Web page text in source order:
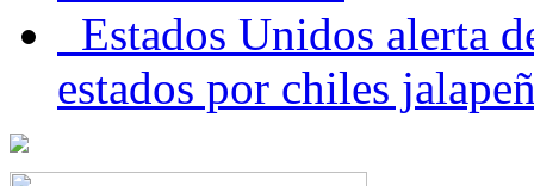
Estados Unidos alerta
estados por chiles